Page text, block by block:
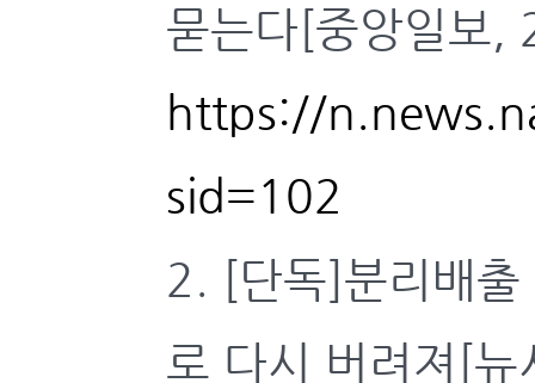
묻는다[중앙일보
https://
sid=102
2. [단독]분리배
로 다시 버려져[